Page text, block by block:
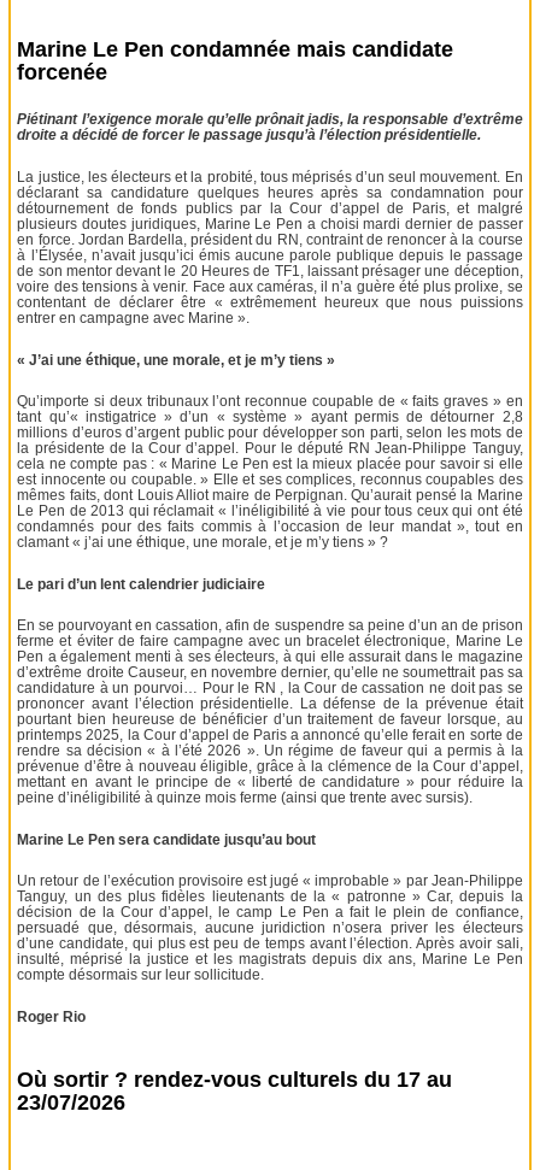
Marine Le Pen condamnée mais candidate
forcenée
Piétinant l’exigence morale qu’elle prônait jadis, la responsable d’extrême
droite a décidé de forcer le passage jusqu’à l’élection présidentielle.
La justice, les électeurs et la probité, tous méprisés d’un seul mouvement. En
déclarant sa candidature quelques heures après sa condamnation pour
détournement de fonds publics par la Cour d’appel de Paris, et malgré
plusieurs doutes juridiques, Marine Le Pen a choisi mardi dernier de passer
en force. Jordan Bardella, président du RN, contraint de renoncer à la course
à l’Élysée, n’avait jusqu’ici émis aucune parole publique depuis le passage
de son mentor devant le 20 Heures de TF1, laissant présager une déception,
voire des tensions à venir. Face aux caméras, il n’a guère été plus prolixe, se
contentant de déclarer être « extrêmement heureux que nous puissions
entrer en campagne avec Marine ».
« J’ai une éthique, une morale, et je m’y tiens »
Qu’importe si deux tribunaux l’ont reconnue coupable de « faits graves » en
tant qu’« instigatrice » d’un « système » ayant permis de détourner 2,8
millions d’euros d’argent public pour développer son parti, selon les mots de
la présidente de la Cour d’appel. Pour le député RN Jean-Philippe Tanguy,
cela ne compte pas : « Marine Le Pen est la mieux placée pour savoir si elle
est innocente ou coupable. » Elle et ses complices, reconnus coupables des
mêmes faits, dont Louis Alliot maire de Perpignan. Qu’aurait pensé la Marine
Le Pen de 2013 qui réclamait « l’inéligibilité à vie pour tous ceux qui ont été
condamnés pour des faits commis à l’occasion de leur mandat », tout en
clamant « j’ai une éthique, une morale, et je m’y tiens » ?
Le pari d’un lent calendrier judiciaire
En se pourvoyant en cassation, afin de suspendre sa peine d’un an de prison
ferme et éviter de faire campagne avec un bracelet électronique, Marine Le
Pen a également menti à ses électeurs, à qui elle assurait dans le magazine
d’extrême droite Causeur, en novembre dernier, qu’elle ne soumettrait pas sa
candidature à un pourvoi… Pour le RN , la Cour de cassation ne doit pas se
prononcer avant l’élection présidentielle. La défense de la prévenue était
pourtant bien heureuse de bénéficier d’un traitement de faveur lorsque, au
printemps 2025, la Cour d’appel de Paris a annoncé qu’elle ferait en sorte de
rendre sa décision « à l’été 2026 ». Un régime de faveur qui a permis à la
prévenue d’être à nouveau éligible, grâce à la clémence de la Cour d’appel,
mettant en avant le principe de « liberté de candidature » pour réduire la
peine d’inéligibilité à quinze mois ferme (ainsi que trente avec sursis).
Marine Le Pen sera candidate jusqu’au bout
Un retour de l’exécution provisoire est jugé « improbable » par Jean-Philippe
Tanguy, un des plus fidèles lieutenants de la « patronne » Car, depuis la
décision de la Cour d’appel, le camp Le Pen a fait le plein de confiance,
persuadé que, désormais, aucune juridiction n’osera priver les électeurs
d’une candidate, qui plus est peu de temps avant l’élection. Après avoir sali,
insulté, méprisé la justice et les magistrats depuis dix ans, Marine Le Pen
compte désormais sur leur sollicitude.
Roger Rio
Où sortir ? rendez-vous culturels du 17 au
23/07/2026